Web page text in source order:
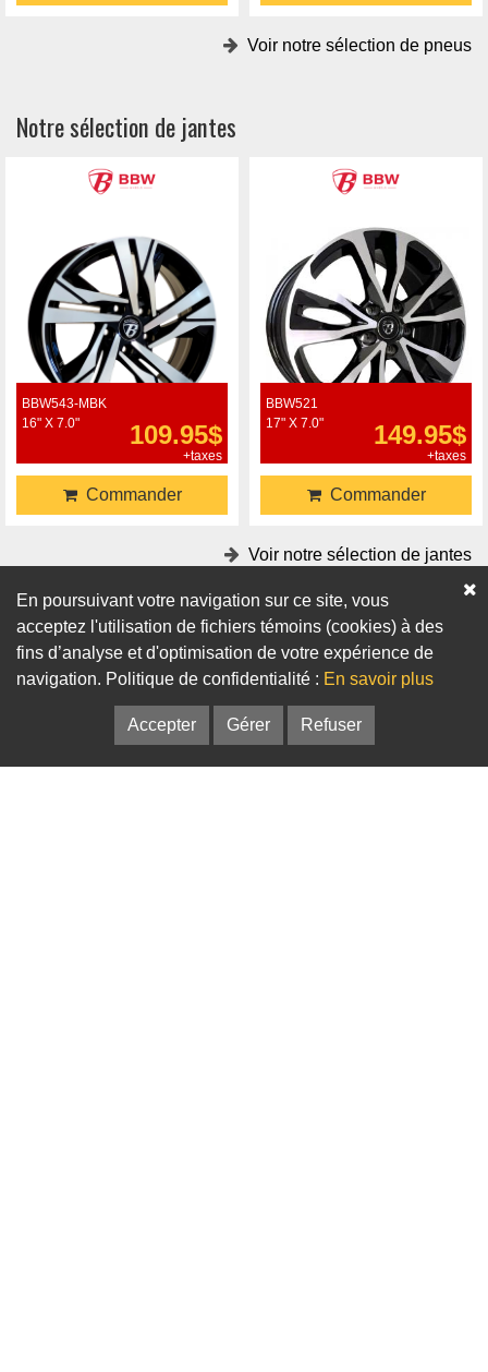
Voir notre sélection de pneus
Notre sélection de jantes
BBW543-MBK
16" X 7.0"
109.95$
+taxes
Commander
BBW521
17" X 7.0"
149.95$
+taxes
Commander
Voir notre sélection de jantes
Accessoires
Adaptateurs Bagues de centrage
En poursuivant votre navigation sur ce site, vous
acceptez l'utilisation de fichiers témoins (cookies) à des
fins d’analyse et d'optimisation de votre expérience de
navigation. Politique de confidentialité : En savoir plus
Accepter Gérer Refuser